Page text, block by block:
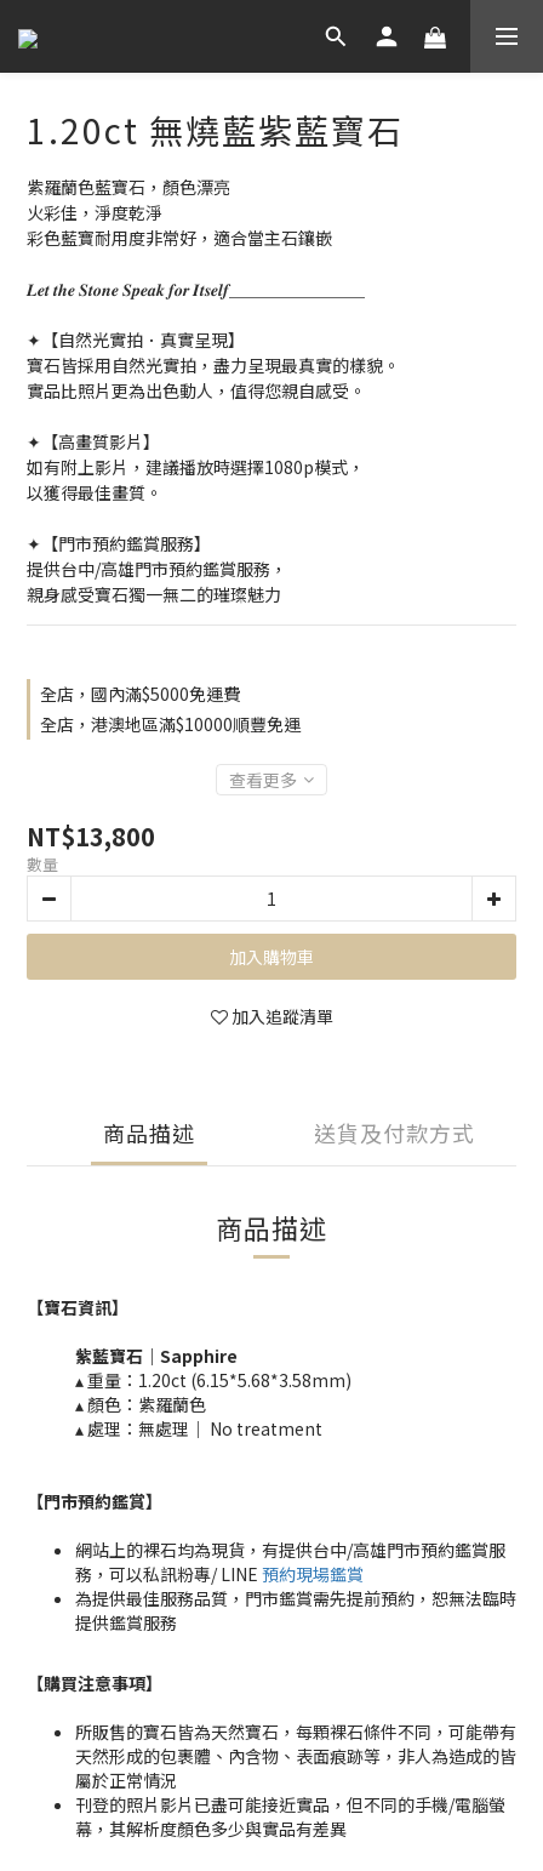
1.20ct 無燒藍紫藍寶石
紫羅蘭色藍寶石，顏色漂亮
火彩佳，淨度乾淨
彩色藍寶耐用度非常好，適合當主石鑲嵌
𝑳𝒆𝒕 𝒕𝒉𝒆 𝑺𝒕𝒐𝒏𝒆 𝑺𝒑𝒆𝒂𝒌 𝒇𝒐𝒓 𝑰𝒕𝒔𝒆𝒍𝒇＿＿＿＿＿＿＿＿
✦【自然光實拍．真實呈現】
寶石皆採用自然光實拍，盡力呈現最真實的樣貌。
實品比照片更為出色動人，值得您親自感受。
✦【高畫質影片】
如有附上影片，建議播放時選擇1080p模式，
以獲得最佳畫質。
✦【門市預約鑑賞服務】
提供台中/高雄門市預約鑑賞服務，
親身感受寶石獨一無二的璀璨魅力
全店，國內滿$5000免運費
全店，港澳地區滿$10000順豐免運
查看更多
NT$13,800
數量
加入購物車
加入追蹤清單
商品描述 送貨及付款方式
商品描述
【寶石資訊】
紫藍寶石｜ Sapphire
▴ 重量：1.20ct (6.15*5.68*3.58mm)​​
▴ 顏色：紫羅蘭色
▴ 處理：無處理｜ No treatment​​
【門市預約鑑賞】
網站上的裸石均為現貨，有提供台中/高雄門市預約鑑賞服
務，可以私訊粉專/ LINE 預約現場鑑賞
為提供最佳服務品質，門市鑑賞需先提前預約，恕無法臨時
提供鑑賞服務
【購買注意事項】
所販售的寶石皆為天然寶石，每顆裸石條件不同，可能帶有
天然形成的包裹體、內含物、表面痕跡等，非人為造成的皆
屬於正常情況
刊登的照片影片已盡可能接近實品，但不同的手機/電腦螢
幕，其解析度顏色多少與實品有差異